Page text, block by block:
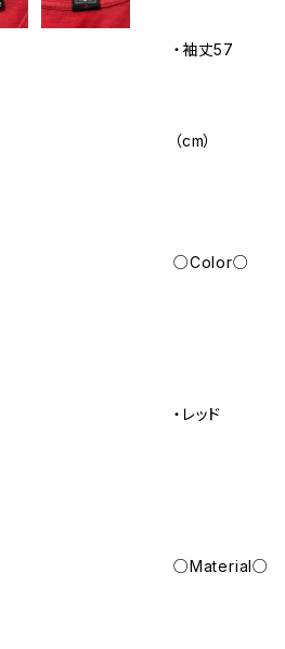
・袖丈57
（cm）
○Color○
・レッド
○Material○